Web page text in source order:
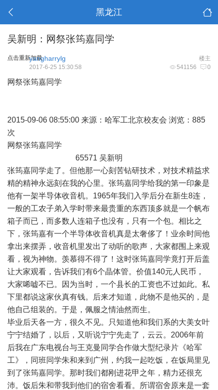
黑龙江
吴新明：网祭张筠嘉同学
点击重新加载 楼主
yangharrylg
541156 0
2017-6-25 15:30:58
网祭张筠嘉同学
2015-09-06 08:55:00 来源：哈军工北京校友会 浏览：885
次
网祭张筠嘉同学
65571 吴新明
张筠嘉同学走了。但他那一心刻苦钻研技术，对技术精益求
精的精神永远刻在我的心里。张筠嘉同学给我的第一印象是
他有一架半导体收音机。1965年我们入学后分在新生8连，
一般的工农子弟入学时带来最贵重的东西顶多就是一个帆布
箱子而已，而多数人连箱子也没有，只有一个包。相比之
下，张筠嘉有一个半导体收音机真是太奢侈了！业余时间他
拿出来摆弄，收音机里发出了动听的歌声，大家都围上来观
看，视为神物。羡慕得不得了！这时张筠嘉同学竟打开后盖
让大家观看，告诉我们有6个晶体管。价值140元人民币，
大家唏嘘不已。因为当时，一个县长的工资也不过如此。私
下里都说这家伙真有钱。后来才知道，此物不是他买的，是
他自己组装的。于是，佩服之情油然而生。
毕业后天各一方，很久不见。只知道他和我们系的大美女叶
宁宁结婚了，以后，又听说宁宁先走了，云云。2006年前
后我在广东电视台与王克曼同学合作做大型纪录片《哈军
工》，同班同学朱和来到广州，约我一起吃饭，在饭局里见
到了张筠嘉同学。那时我们都刚进花甲之年，精力还很充
沛。饭后朱和带我到他们的宿舍看看。所谓宿舍原来是一套